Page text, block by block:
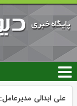
علی ابدالی مدیرعامل: